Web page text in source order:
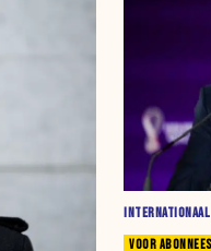
INTERNATIONAAL